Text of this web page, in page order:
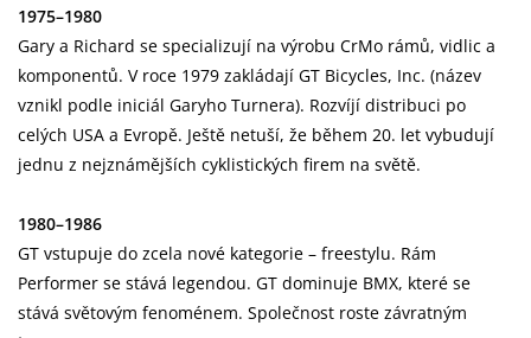
1975–1980
Gary a Richard se specializují na výrobu CrMo rámů, vidlic a
komponentů. V roce 1979 zakládají GT Bicycles, Inc. (název
vznikl podle iniciál Garyho Turnera). Rozvíjí distribuci po
celých USA a Evropě. Ještě netuší, že během 20. let vybudují
jednu z nejznámějších cyklistických firem na světě.
1980–1986
GT vstupuje do zcela nové kategorie – freestylu. Rám
Performer se stává legendou. GT dominuje BMX, které se
stává světovým fenoménem. Společnost roste závratným